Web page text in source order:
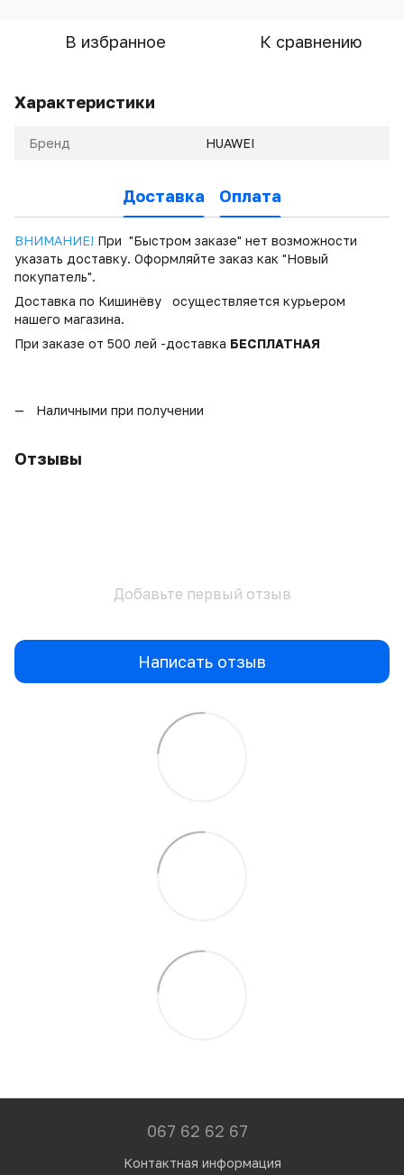
В избранное К сравнению
Характеристики
Бренд HUAWEI
Доставка Оплата
ВНИМАНИЕ! При "Быстром заказе" нет возможности
указать доставку. Оформляйте заказ как "Новый
покупатель".
Доставка по Кишинёву осуществляется курьером
нашего магазина.
При заказе от 500 лей -доставка БЕСПЛАТНАЯ
Наличными при получении
Отзывы
Добавьте первый отзыв
Написать отзыв
067 62 62 67
Контактная информация